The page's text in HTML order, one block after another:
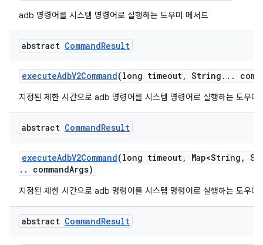
adb 명령어를 시스템 명령어로 실행하는 도우미 메서드
abstract CommandResult
executeAdbV2Command(long timeout, String . . .
지정된 제한 시간으로 adb 명령어를 시스템 명령어로 실행하는 도우미
abstract CommandResult
executeAdbV2Command(long timeout, Map<String ,
. . commandArgs)
지정된 제한 시간으로 adb 명령어를 시스템 명령어로 실행하는 도우미
abstract CommandResult